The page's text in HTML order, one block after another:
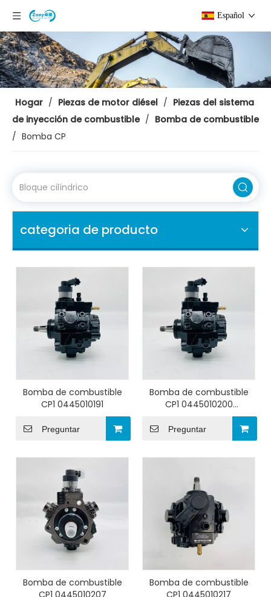
Español
Hogar / Piezas de motor diésel / Piezas del sistema
de inyección de combustible / Bomba de combustible
/ Bomba CP
categoria de producto
Bomba de combustible
CP1 0445010191
Preguntar
Bomba de combustible
CP1 0445010200
Preguntar
Bomba de combustible
Bomba de combustible